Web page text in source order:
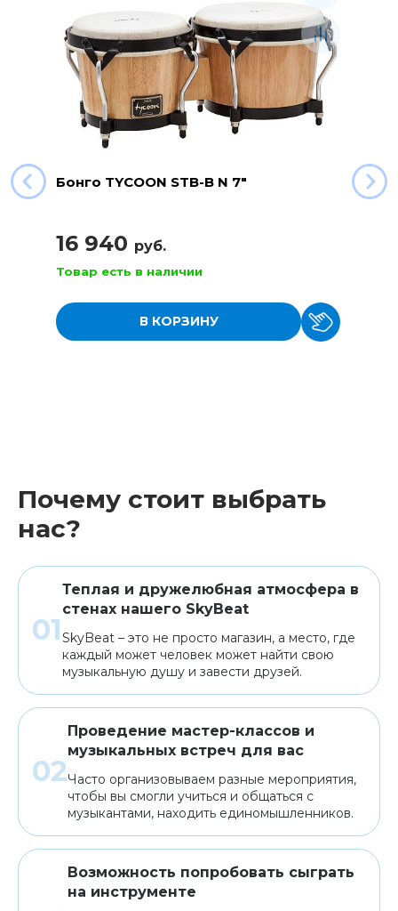
Бонго TYCOON STB-B N 7"
16 940 руб.
Товар есть в наличии
В КОРЗИНУ
Почему стоит выбрать
нас?
Теплая и дружелюбная атмосфера в
стенах нашего SkyBeat
SkyBeat – это не просто магазин, а место, где
каждый может человек может найти свою
музыкальную душу и завести друзей.
Проведение мастер-классов и
музыкальных встреч для вас
Часто организовываем разные мероприятия,
чтобы вы смогли учиться и общаться с
музыкантами, находить единомышленников.
Возможность попробовать сыграть
на инструменте